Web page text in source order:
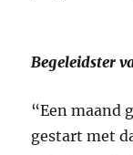
Begeleidster
“Een maand
gestart met